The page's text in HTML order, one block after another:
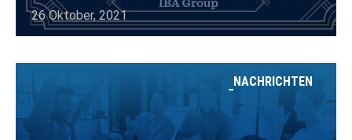
26 Oktober, 2021
NACHRICHTEN